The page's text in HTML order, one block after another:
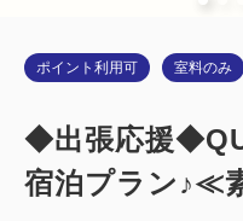
ポイント利用可 室料のみ
◆出張応援
宿泊プラン♪≪